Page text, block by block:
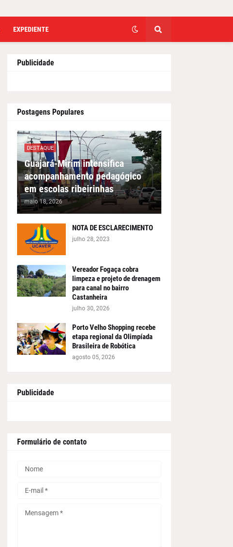
EXPEDIENTE
Publicidade
Postagens Populares
DESTAQUE
Guajará-Mirim intensifica
acompanhamento pedagógico
em escolas ribeirinhas
maio 18, 2026
NOTA DE ESCLARECIMENTO
julho 28, 2023
Vereador Fogaça cobra
limpeza e projeto de drenagem
para canal no bairro
Castanheira
julho 30, 2026
Porto Velho Shopping recebe
etapa regional da Olimpíada
Brasileira de Robótica
agosto 05, 2026
Publicidade
Formulário de contato